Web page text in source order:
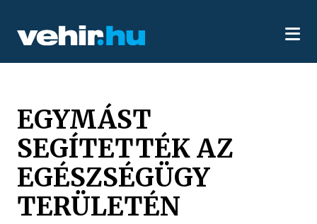
EGYMÁST
SEGÍTETTÉK AZ
EGÉSZSÉGÜGY
TERÜLETÉN